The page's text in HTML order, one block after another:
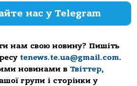
нас у Telegram
нам свою новину? Пишіть
tenews.te.ua@gmail.com.
новинами в Твіттер,
групи і сторінки у